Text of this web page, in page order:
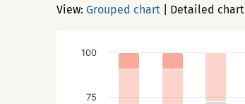
View: Grouped chart Detailed chart
75
100